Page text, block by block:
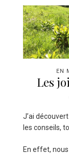
EN
Les
J’ai
les conseils,
En effet,